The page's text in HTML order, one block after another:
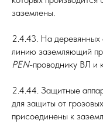
заземлены.
2.4.43. На деревянных
линию заземляющий
РЕN-проводнику ВЛ и
2.4.44. Защитные
для защиты от
присоединены к